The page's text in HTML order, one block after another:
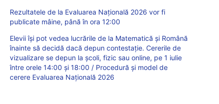
Rezultatele de la Evaluarea Națională 2026 vor fi
publicate mâine, până în ora 12:00
Elevii își pot vedea lucrările de la Matematică și Română
înainte să decidă dacă depun contestație. Cererile de
vizualizare se depun la școli, fizic sau online, pe 1 iulie
între orele 14:00 și 18:00 / Procedură și model de
cerere Evaluarea Națională 2026